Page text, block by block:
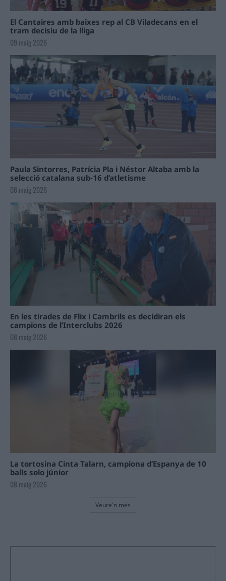
El Cantaires amb baixes rep al CB Viladecans en el
tram decisiu de la lliga
09 maig 2026
Paula Sintorres, Patrícia Pla i Néstor Altaba amb la
selecció catalana sub-16 d’atletisme
08 maig 2026
En les tirades de Flix i Cambrils es decidiran els
campions de l’Interclubs 2026
08 maig 2026
La tortosina Cinta Talarn, campiona d’Espanya de 10
balls solo júnior
08 maig 2026
Veure'n més